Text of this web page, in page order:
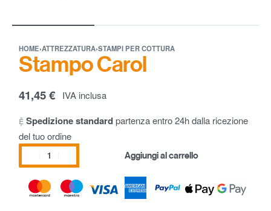
HOME›ATTREZZATURA›STAMPI PER COTTURA
Stampo Carol
41,45€ IVA inclusa
Spedizione standardpartenza entro 24h dalla ricezione
del tuo ordine
Aggiungi al carrello